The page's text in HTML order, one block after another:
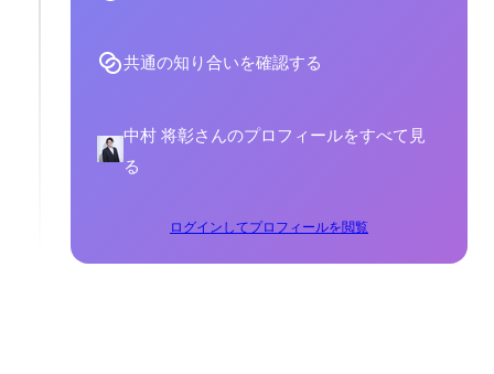
共通の知り合いを確認する
中村 将彰さんのプロフィールをすべて見
る
ログインしてプロフィールを閲覧